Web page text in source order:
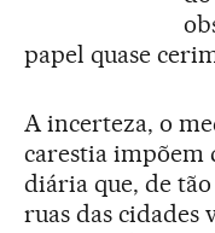
papel quase
A incerteza, o
carestia impõem
diária que, de
ruas das cidades